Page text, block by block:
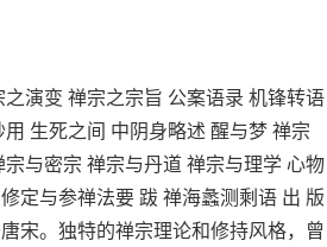
演变 禅宗之宗旨 公案语录 机锋转语
生死之间 中阴身略述 醒与梦 禅宗
与密宗 禅宗与丹道 禅宗与理学 心物
定与参禅法要 跋 禅海蠡测剩语 出 版
宋。独特的禅宗理论和修持风格，曾